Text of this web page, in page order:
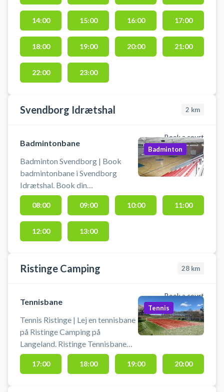
Svendborg, byder på udendørs
padeltennis på oplyste baner ved
siden af det stor tennisanlæg.
14:00 15:00 16:00 17:00
18:00 19:00 20:00 21:00
22:00 23:00
Svendborg Idrætshal 2 km
Book a court
Badmintonbane
Badminton Svendborg | Book
badmintonbane i Svendborg
Idrætshal. Book din
badmintonbane og spil badminton
i Svendborg på en af idrætshallens
mange badmintonbaner. Der er
net og stænger i hjørnet syd for
Badminton
08:00 09:00 10:00 11:00
12:00 13:00
Ristinge Camping 28 km
Book a court
Tennisbane
Tennis Ristinge | Lej en tennisbane
på Ristinge Camping på
Langeland. Ristinge Tennisbane
ligger på Ristinge Camping, hvor
det er muligt at leje banen, selvom
Tennis
17:00 18:00 19:00 20:00